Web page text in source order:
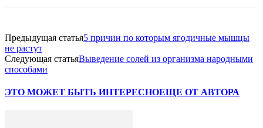
Предыдущая статья5 причин по которым ягодичные мышцы
не растут
Следующая статьяВыведение солей из организма народными
способами
ЭТО МОЖЕТ БЫТЬ ИНТЕРЕСНОЕЩЕ ОТ АВТОРА